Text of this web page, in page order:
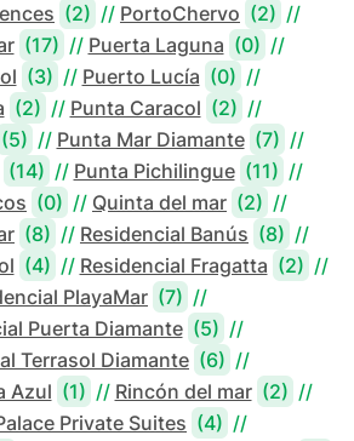
(2) // PortoChervo (2) //
(17) // Puerta Laguna (0) //
(3) // Puerto Lucía (0) //
(2) // Punta Caracol (2) //
(5) // Punta Mar Diamante (7) //
(14) // Punta Pichilingue (11) //
(0) // Quinta del mar (2) //
(8) // Residencial Banús (8) //
(4) // Residencial Fragatta (2) //
PlayaMar (7) //
Puerta Diamante (5) //
Terrasol Diamante (6) //
Azul (1) // Rincón del mar (2) //
Private Suites (4) //